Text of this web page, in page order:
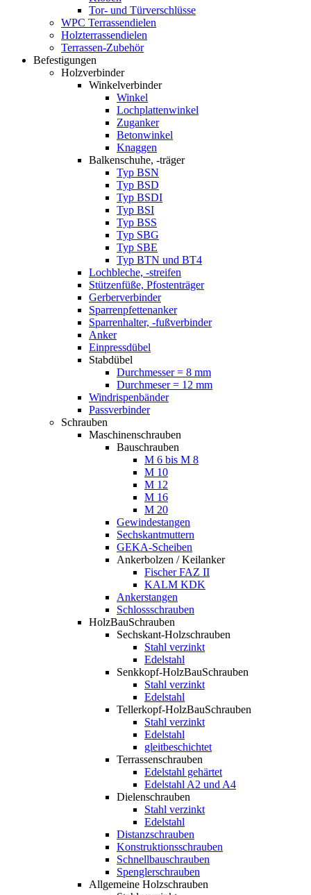
Tor- und Türverschlüsse
WPC Terrassendielen
Holzterrassendielen
Terrassen-Zubehör
Befestigungen
Holzverbinder
Winkelverbinder
Winkel
Lochplattenwinkel
Zuganker
Betonwinkel
Knaggen
Balkenschuhe, -träger
Typ BSN
Typ BSD
Typ BSDI
Typ BSI
Typ BSS
Typ SBG
Typ SBE
Typ BTN und BT4
Lochbleche, -streifen
Stützenfüße, Pfostenträger
Gerberverbinder
Sparrenpfettenanker
Sparrenhalter, -fußverbinder
Anker
Einpressdübel
Stabdübel
Durchmesser = 8 mm
Durchmeser = 12 mm
Windrispenbänder
Passverbinder
Schrauben
Maschinenschrauben
Bauschrauben
M 6 bis M 8
M 10
M 12
M 16
M 20
Gewindestangen
Sechskantmuttern
GEKA-Scheiben
Ankerbolzen / Keilanker
Fischer FAZ II
KALM KDK
Ankerstangen
Schlossschrauben
HolzBauSchrauben
Sechskant-Holzschrauben
Stahl verzinkt
Edelstahl
Senkkopf-HolzBauSchrauben
Stahl verzinkt
Edelstahl
Tellerkopf-HolzBauSchrauben
Stahl verzinkt
Edelstahl
gleitbeschichtet
Terrassenschrauben
Edelstahl gehärtet
Edelstahl A2 und A4
Dielenschrauben
Stahl verzinkt
Edelstahl
Distanzschrauben
Konstruktionsschrauben
Schnellbauschrauben
Spenglerschrauben
Allgemeine Holzschrauben